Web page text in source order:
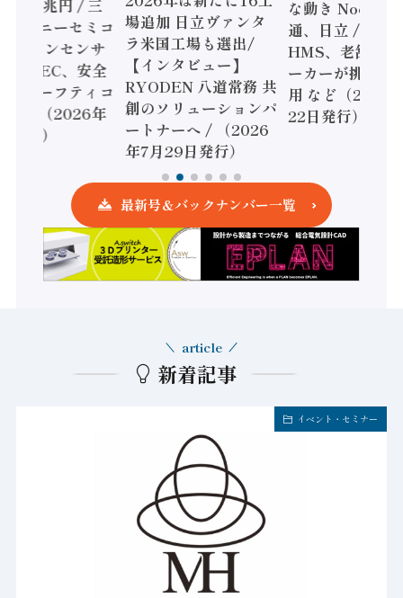
額86兆円 / 三
とソニーセミコ
ジョンセンサ
/ IDEC、安全
すセーフティコ
ーラ（2026年
発行）
場追加 日立ヴァンタ
ラ米国工場も選出/
【インタビュー】
RYODEN 八道常務 共
創のソリューションパ
ートナーへ / （2026
年7月29日発行）
な動き Noetra
通、日立 / 兵神
HMS、老舗ポ
ーカーが挑むデ
用 など（2026
22日発行）
最新号＆バックナンバー一覧
新着記事
article
イベント・セミナー